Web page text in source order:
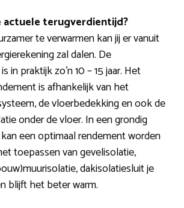
actuele terugverdientijd?
te verwarmen kan jij er vanuit
zal dalen. De
in praktijk zo’n 10 – 15 jaar. Het
is afhankelijk van het
de vloerbedekking en ook de
onder de vloer. In een grondig
een optimaal rendement worden
toepassen van gevelisolatie,
dakisolatiesluit je
blijft het beter warm.